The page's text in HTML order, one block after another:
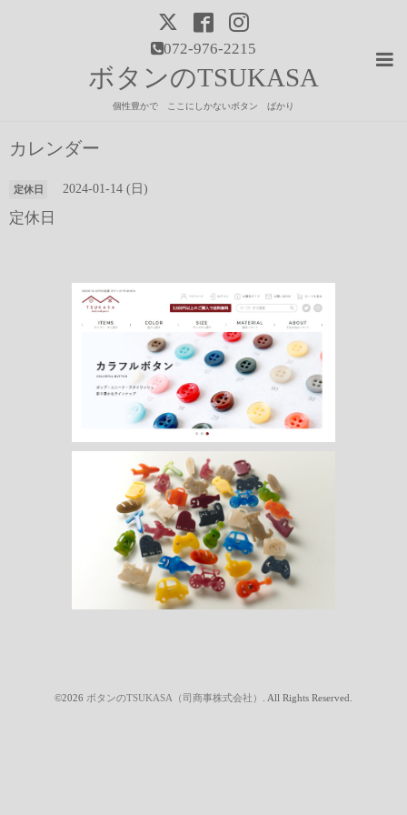
072-976-2215
ボタンのTSUKASA
個性豊かで ここにしかないボタン ばかり
カレンダー
定休日 2024-01-14 (日)
定休日
©2026 ボタンのTSUKASA（司商事株式会社） . All Rights Reserved.